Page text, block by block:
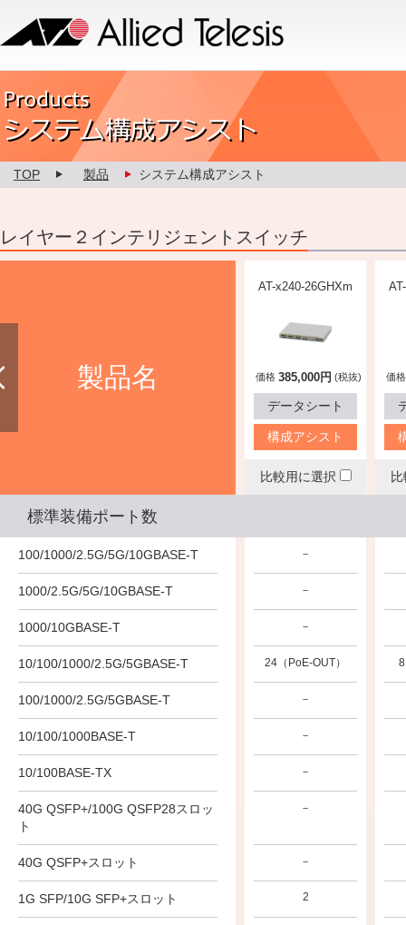
Product カスタマイズ
TOP 製品 システム構成アシスト
レイヤー２インテリジェントスイッチ
製品名
格 (税抜)
構成アシスト
価格 330,000円
AT-x240-26GHXm
価格 385,000円 (税抜)
データシート
構成アシスト
比較用に選択
価格
標準装備ポート数
100/1000/2.5G/5G/10GBASE-T
1000/2.5G/5G/10GBASE-T
1000/10GBASE-T
10/100/1000/2.5G/5GBASE-T
100/1000/2.5G/5GBASE-T
10/100/1000BASE-T
10/100BASE-TX
40G QSFP+/100G QSFP28スロッ
ト
40G QSFP+スロット
1G SFP/10G SFP+スロット
－
－
－
－
－
－
－
－
－
28
－
－
－
－
－
18
－
－
－
24（PoE-OUT）
－
－
－
－
－
2